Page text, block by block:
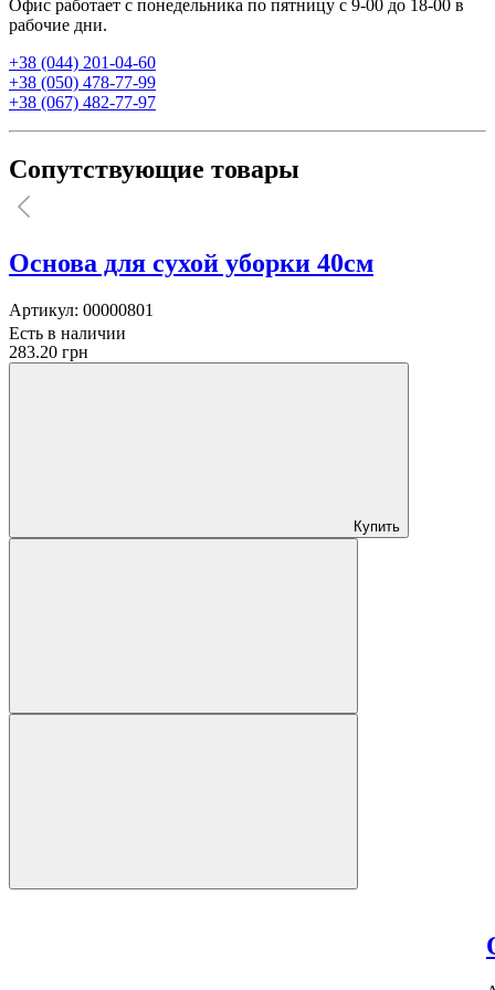
Офис работает с понедельника по пятницу с 9-00 до 18-00 в
рабочие дни.
+38 (044) 201-04-60
+38 (050) 478-77-99
+38 (067) 482-77-97
Сопутствующие товары
Основа для сухой уборки 40см
Артикул: 00000801
Есть в наличии
283.20 грн
Купить